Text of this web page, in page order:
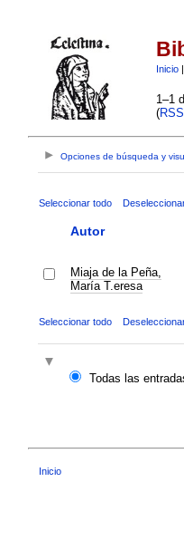
Inicio|
1–1
(RSS
Opciones de búsqueda y
Seleccionar todo
Autor
Miaja de la Peña,
María T.eresa
Seleccionar todo
Todas las
Inicio